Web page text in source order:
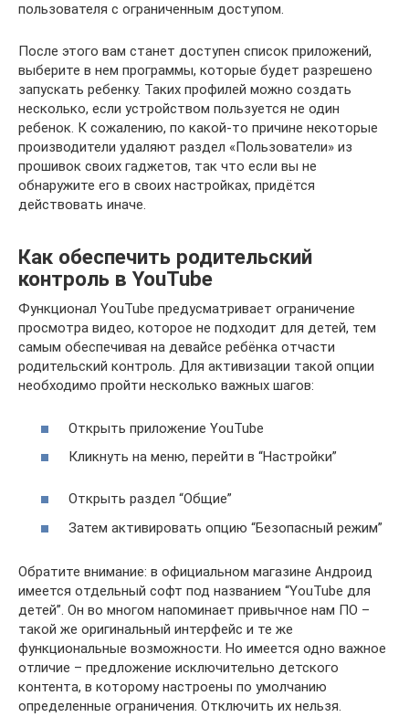
пользователя с ограниченным доступом.
После этого вам станет доступен список приложений,
выберите в нем программы, которые будет разрешено
запускать ребенку. Таких профилей можно создать
несколько, если устройством пользуется не один
ребенок. К сожалению, по какой-то причине некоторые
производители удаляют раздел «Пользователи» из
прошивок своих гаджетов, так что если вы не
обнаружите его в своих настройках, придётся
действовать иначе.
Как обеспечить родительский
контроль в YouTube
Функционал YouTube предусматривает ограничение
просмотра видео, которое не подходит для детей, тем
самым обеспечивая на девайсе ребёнка отчасти
родительский контроль. Для активизации такой опции
необходимо пройти несколько важных шагов:
Открыть приложение YouTube
Кликнуть на меню, перейти в “Настройки”
Открыть раздел “Общие”
Затем активировать опцию “Безопасный режим”
Обратите внимание: в официальном магазине Андроид
имеется отдельный софт под названием “YouTube для
детей”. Он во многом напоминает привычное нам ПО –
такой же оригинальный интерфейс и те же
функциональные возможности. Но имеется одно важное
отличие – предложение исключительно детского
контента, в которому настроены по умолчанию
определенные ограничения. Отключить их нельзя.